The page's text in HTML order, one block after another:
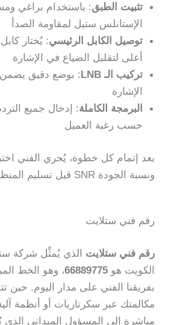
تثبيت الطبق: باستخدام براغي
الإستانلس ستيل لمقاومة الصدأ
توصيل الكابل الرئيسي
أعلى لتقليل الضياع في الإشارة
تركيب الـ LNB
: بوضع دقيق
الإشارة
البرمجة الكاملة: إدخال جميع
حسب رغبة العميل
بعد إتمام كل خطوة، يُجري الفني
ونسبة الجودة SNR قبل تسليم المنظومة للعميل.
رقم فني ستلايت
رقم فني ستلايت الذي يُمثِّل شركة
الكويت هو 66889775، وهو الخط
بفريقنا الفني على مدار اليوم. حين
مكالمتك عبر سكرتاريات أو أنظمة
مباشرة إلى المسؤول الميداني